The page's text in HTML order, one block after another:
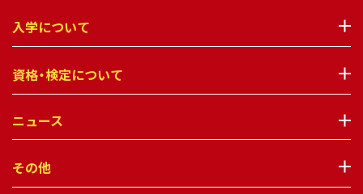
入学について
資格・検定について
ニュース
その他